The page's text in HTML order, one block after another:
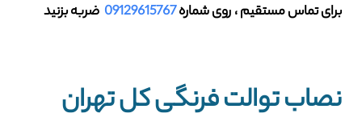
برای تماس مستقیم ، روی شماره09129615767 ضربه بزنید
نصاب توالت فرنگی کل تهران